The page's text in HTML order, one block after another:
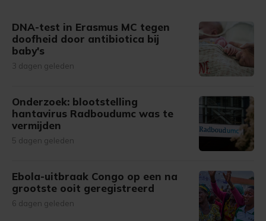
DNA-test in Erasmus MC tegen
doofheid door antibiotica bij
baby's
3 dagen geleden
Onderzoek: blootstelling
hantavirus Radboudumc was te
vermijden
5 dagen geleden
Ebola-uitbraak Congo op een na
grootste ooit geregistreerd
6 dagen geleden